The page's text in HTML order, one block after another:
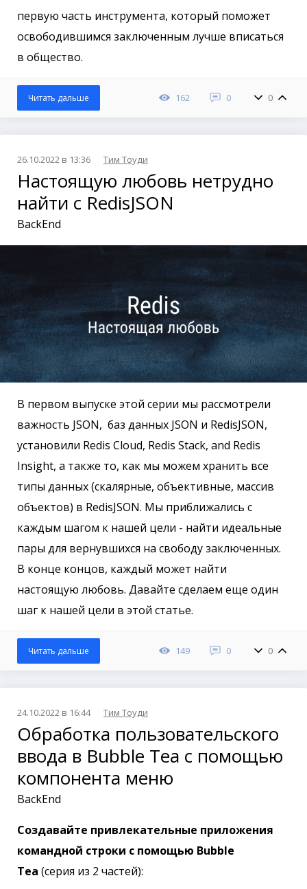
первую часть инструмента, который поможет
освободившимся заключенным лучше вписаться
в общество.
162 0 0
Читать дальше
26.10.2022 в 13:36 Тим Тоуди
Настоящую любовь нетрудно
найти с RedisJSON
BackEnd
В первом выпуске этой серии мы рассмотрели
важность JSON, баз данных JSON и RedisJSON,
установили Redis Cloud, Redis Stack, and Redis
Insight, а также то, как мы можем хранить все
типы данных (скалярные, объективные, массив
объектов) в RedisJSON. Мы приближались с
каждым шагом к нашей цели - найти идеальные
пары для вернувшихся на свободу заключенных.
В конце концов, каждый может найти
настоящую любовь. Давайте сделаем еще один
шаг к нашей цели в этой статье.
149 0 0
Читать дальше
24.10.2022 в 16:44 Тим Тоуди
Обработка пользовательского
ввода в Bubble Tea с помощью
компонента меню
BackEnd
Создавайте привлекательные приложения
командной строки с помощью Bubble
Tea (серия из 2 частей):